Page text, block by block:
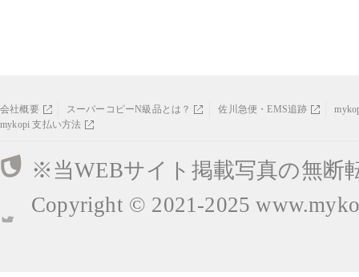
会社概要 スーパーコピーN級品とは？ 佐川急便・EMS追跡
mykopi 支払い方法
※当WEBサイト掲載写真の無断
Copyright © 2021-2025